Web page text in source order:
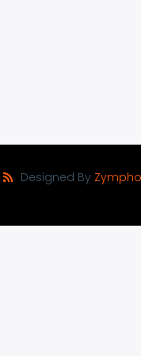
Designed By